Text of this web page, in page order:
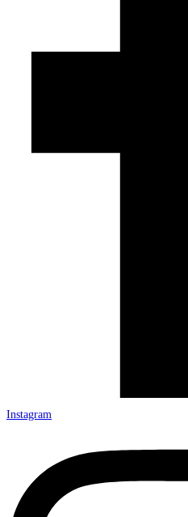
Instagram